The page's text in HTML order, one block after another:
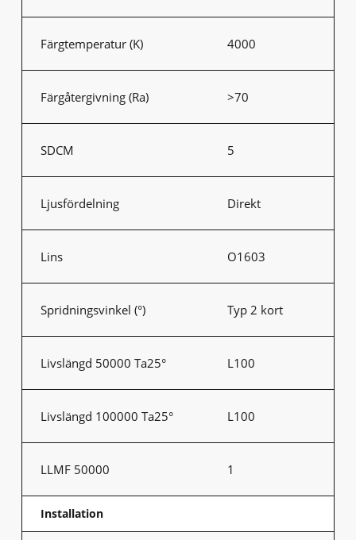
Färgtemperatur (K) 4000
Färgåtergivning (Ra) >70
SDCM 5
Ljusfördelning Direkt
Lins O1603
Spridningsvinkel (°) Typ 2 kort
Livslängd 50000 Ta25° L100
Livslängd 100000 Ta25° L100
LLMF 50000 1
Installation